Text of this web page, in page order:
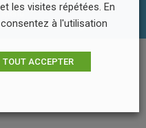
Radius Design
les visites répétées. En
à l'utilisation
TOUT ACCEPTER